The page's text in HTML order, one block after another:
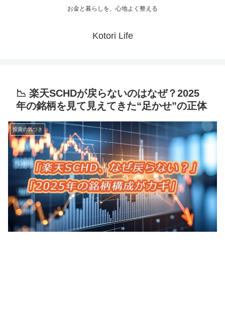
お金と暮らしを、心地よく整える
Kotori Life
📉 楽天SCHDが戻らないのはなぜ？2025
年の銘柄を見て見えてきた“足かせ”の正体
投資の気づき